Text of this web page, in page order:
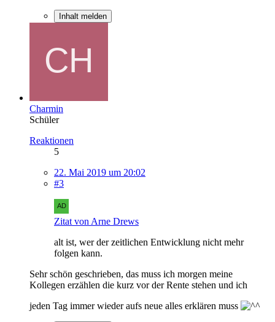
Inhalt melden
Charmin
Schüler
Reaktionen
5
22. Mai 2019 um 20:02
#3
Zitat von Arne Drews
alt ist, wer der zeitlichen Entwicklung nicht mehr
folgen kann.
Sehr schön geschrieben, das muss ich morgen meine
Kollegen erzählen die kurz vor der Rente stehen und ich
jeden Tag immer wieder aufs neue alles erklären muss